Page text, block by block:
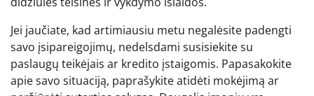
Jei jaučiate, kad artimiausiu metu negalėsite padengti
savo įsipareigojimų, nedelsdami susisiekite su
paslaugų teikėjais ar kredito įstaigomis. Papasakokite
apie savo situaciją, paprašykite atidėti mokėjimą ar